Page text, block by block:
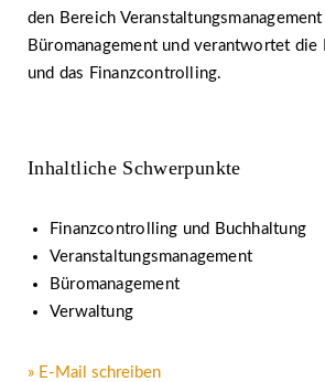
den Bereich Veranstaltungsmanagement
Büromanagement und verantwortet die
und das Finanzcontrolling.
Inhaltliche Schwerpunkte
Finanzcontrolling und Buchhaltung
Veranstaltungsmanagement
Büromanagement
Verwaltung
» E-Mail schreiben